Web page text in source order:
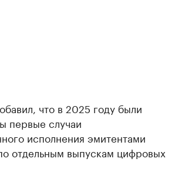
что в 2025 году были
первые случаи
исполнения эмитентами
отдельным выпускам цифровых